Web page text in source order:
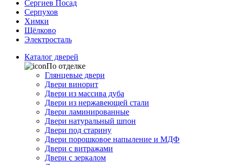
Сергиев Посад
Серпухов
Химки
Щёлково
Электросталь
Каталог дверей
По отделке
Глянцевые двери
Двери винорит
Двери из массива дуба
Двери из нержавеющей стали
Двери ламинированные
Двери натуральный шпон
Двери под старину
Двери порошковое напыление и МДФ
Двери с витражами
Двери с зеркалом